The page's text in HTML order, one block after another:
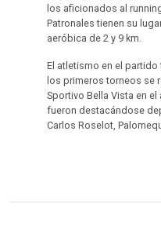
los aficionados al
Patronales tienen su
aeróbica de 2 y 9 km.
El atletismo en el partido
los primeros torneos se
Sportivo Bella Vista en
fueron destacándose
Carlos Roselot,